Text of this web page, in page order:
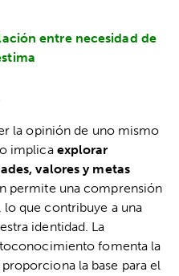
entre necesidad de
la opinión de uno mismo
implica explorar
valores y metas
permite una comprensión
que contribuye a una
identidad. La
fomenta la
la base para el